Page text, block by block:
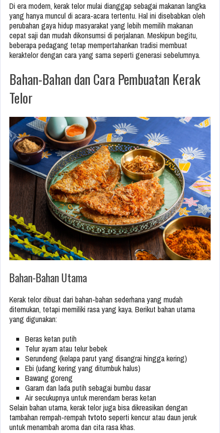
Di era modern, kerak telor mulai dianggap sebagai makanan langka
yang hanya muncul di acara-acara tertentu. Hal ini disebabkan oleh
perubahan gaya hidup masyarakat yang lebih memilih makanan
cepat saji dan mudah dikonsumsi di perjalanan. Meskipun begitu,
beberapa pedagang tetap mempertahankan tradisi membuat
keraktelor dengan cara yang sama seperti generasi sebelumnya.
Bahan-Bahan dan Cara Pembuatan Kerak
Telor
Bahan-Bahan Utama
Kerak telor dibuat dari bahan-bahan sederhana yang mudah
ditemukan, tetapi memiliki rasa yang kaya. Berikut bahan utama
yang digunakan:
Beras ketan putih
Telur ayam atau telur bebek
Serundeng (kelapa parut yang disangrai hingga kering)
Ebi (udang kering yang ditumbuk halus)
Bawang goreng
Garam dan lada putih sebagai bumbu dasar
Air secukupnya untuk merendam beras ketan
Selain bahan utama, kerak telor juga bisa dikreasikan dengan
tambahan rempah-rempah tvtoto seperti kencur atau daun jeruk
untuk menambah aroma dan cita rasa khas.